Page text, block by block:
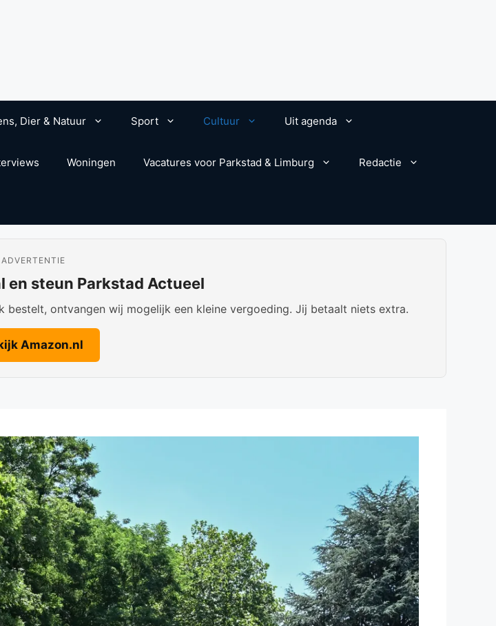
Dier & Natuur Sport Cultuur Uit agenda
Woningen Vacatures voor Parkstad & Limburg Redactie
ADVERTENTIE
en steun Parkstad Actueel
bestelt, ontvangen wij mogelijk een kleine vergoeding. Jij betaalt niets extra.
Amazon.nl